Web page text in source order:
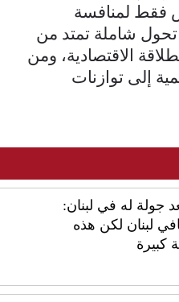
فقط لمنافسة
تحول شاملة تمتد من
الاقتصادية، ومن
إلى توازنات
جولة له في لبنان:
لبنان لكن هذه
كبيرة